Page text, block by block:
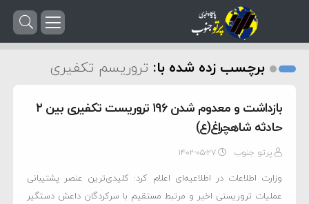
برچسب زده شده با: تروریسم تکفیری
بازداشت و معدوم شدن ۱۹۶ تروریست تکفیری بین ۲
حادثه شاهچراغ(ع)
پرتو جنوب ۱۴۰۲-۰۵-۲۷
وزارت اطلاعات در اطلاعیه‌ای اعلام کرد: کلیدی‌ترین عنصر پشتیبانی
عملیات تروریستی اخیر و مرتبط مستقیم با سرکردگان داعش دستگیر